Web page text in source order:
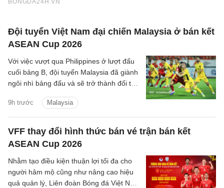
Đội tuyển Việt Nam đại chiến Malaysia ở bán kết
ASEAN Cup 2026
9h trước Malaysia
Với việc vượt qua Philippines ở lượt đấu
cuối bảng B, đội tuyển Malaysia đã giành
ngôi nhì bảng đấu và sẽ trở thành đối thủ
hành trình bảo vệ ngôi vương Đông Nam
Á.
VFF thay đổi hình thức bán vé trận bán kết
ASEAN Cup 2026
Nhằm tạo điều kiện thuận lợi tối đa cho
người hâm mộ cũng như nâng cao hiệu
quả quản lý, Liên đoàn Bóng đá Việt Nam